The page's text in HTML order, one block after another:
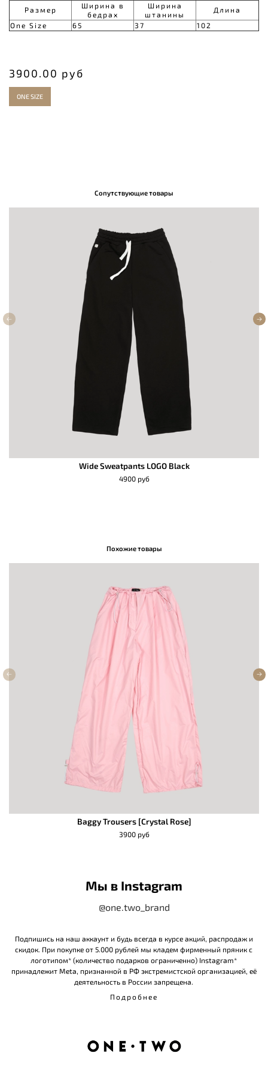
3900.00 руб
ONE SIZE
Размер
Ширина в
бедрах
Ширина
штанины
Длина
One Size
65 37 102
Сопутствующие товары
Wide Sweatpants LOGO Black
4900 руб
Похожие товары
Baggy Trousers [Crystal Rose]
3900 руб
Мы в Instagram
@one.two_brand
Подпишись на наш аккаунт и будь всегда в курсе акций, распродаж и
скидок. При покупке от 5.000 рублей мы кладем фирменный пряник с
логотипом* (количество подарков ограниченно) Instagram*
принадлежит Meta, признанной в РФ экстремистской организацией, её
деятельность в России запрещена.
Подробнее